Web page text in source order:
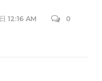
12:16 AM 0